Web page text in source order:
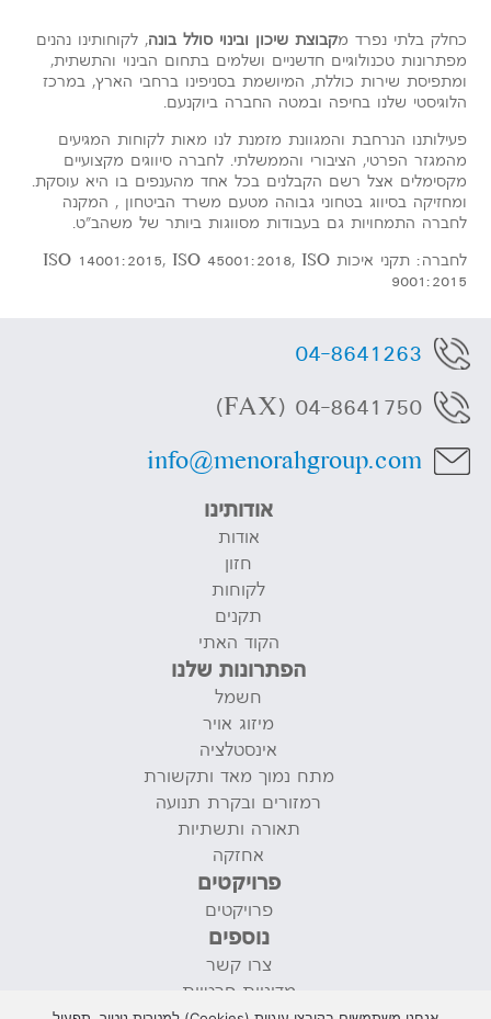
כחלק בלתי נפרד מקבוצת שיכון ובינוי סולל בונה, לקוחותינו נהנים
מפתרונות טכנולוגיים חדשניים ושלמים בתחום הבינוי והתשתית,
ומתפיסת שירות כוללת, המיושמת בסניפינו ברחבי הארץ, במרכז
הלוגיסטי שלנו בחיפה ובמטה החברה ביוקנעם.
פעילותנו הנרחבת והמגוונת מזמנת לנו מאות לקוחות המגיעים
מהמגזר הפרטי, הציבורי והממשלתי. לחברה סיווגים מקצועיים
מקסימלים אצל רשם הקבלנים בכל אחד מהענפים בו היא עוסקת.
ומחזיקה בסיווג בטחוני גבוהה מטעם משרד הביטחון , המקנה
לחברה התמחויות גם בעבודות מסווגות ביותר של משהב"ט.
לחברה: תקני איכות ISO 14001:2015, ISO 45001:2018, ISO
9001:2015
04-8641263
04-8641750 (FAX)
info@menorahgroup.com
אודותינו
אודות
חזון
לקוחות
תקנים
הקוד האתי
הפתרונות שלנו
חשמל
מיזוג אויר
אינסטלציה
מתח נמוך מאד ותקשורת
רמזורים ובקרת תנועה
תאורה ותשתיות
אחזקה
פרויקטים
פרויקטים
נוספים
צרו קשר
מדיניות פרטיות